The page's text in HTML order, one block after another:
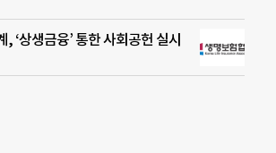
, ‘상생금융’ 통한 사회공헌 실시